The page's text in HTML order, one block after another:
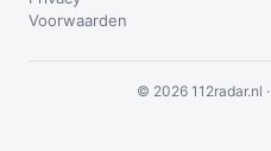
Voorwaarden
© 2026 112radar.nl ·